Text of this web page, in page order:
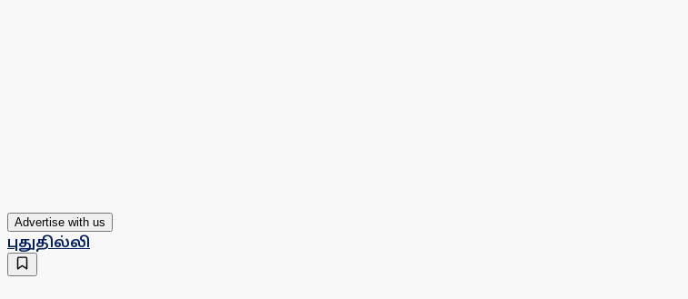
Advertise with us
புதுதில்லி